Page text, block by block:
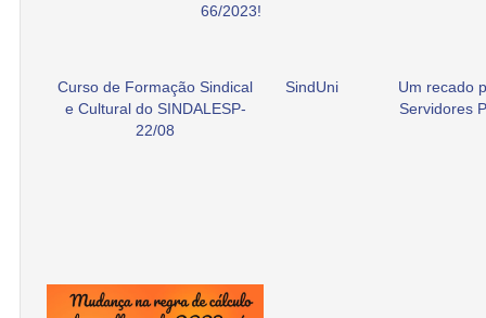
66/2023!
Curso de Formação Sindical
e Cultural do SINDALESP-
22/08
SindUni
Um recado
Servidores